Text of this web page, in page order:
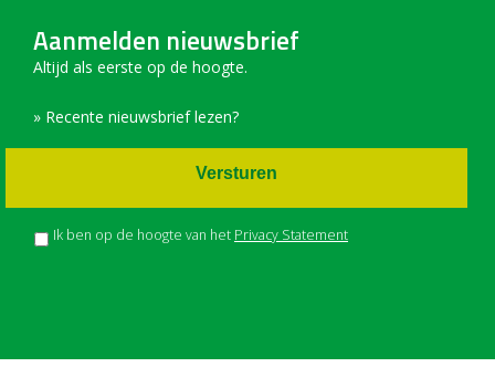
Aanmelden nieuwsbrief
Altijd als eerste op de hoogte.
» Recente nieuwsbrief lezen?
Ik ben op de hoogte van het Privacy Statement
Versturen